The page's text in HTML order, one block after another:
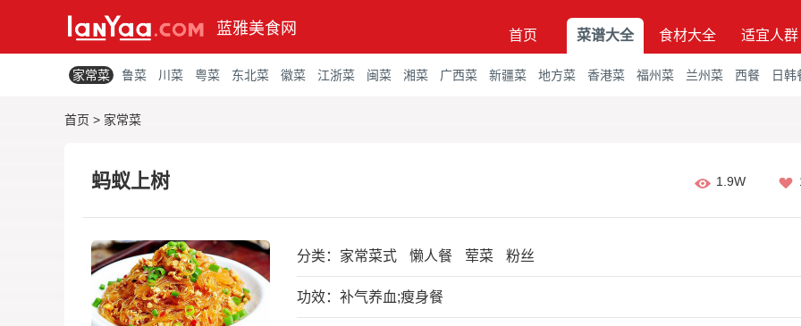
蓝雅美食网 首页 菜谱大全 食材大全 适宜人群
家常菜 鲁菜 川菜 粤菜 东北菜 徽菜 江浙菜 闽菜 湘菜 广西菜 新疆菜 地方菜 香港菜 福州菜 兰州菜 西餐 日韩
首页 > 家常菜
蚂蚁上树 1.9W
分类： 家常菜式 懒人餐 荤菜 粉丝
功效：补气养血;瘦身餐